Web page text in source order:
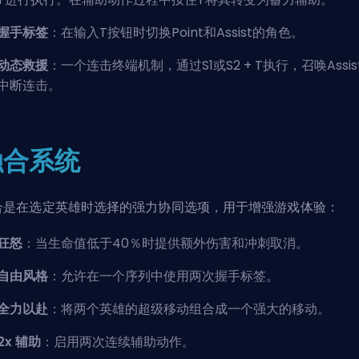
手标签 ：在输入T按钮时切换Point和Assist的角色。
态救援 ：一个连击终端机制，通过S1或S2 + T执行，召唤
断连击。
系统
在选定英雄时选择的强力协同选项，用于增强游戏体验：
怒 ：当生命值低于40％时提供额外伤害和冲刺取消。
由风格 ：允许在一个序列中使用两次握手标签。
力以赴 ：将两个英雄的超级移动组合成一个强大的移动。
辅助 ：启用两次连续辅助动作。